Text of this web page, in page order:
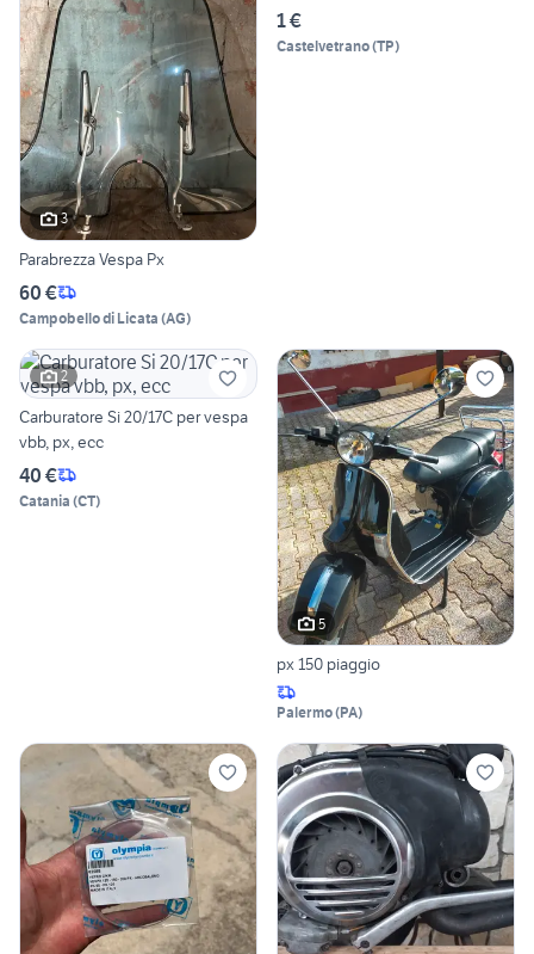
3
Parabrezza Vespa Px
60 €
Campobello di Licata (AG)
1 €
Castelvetrano(TP)
2
Carburatore Si 20/17C per vespa
vbb, px, ecc
40 €
Catania (CT)
5
px 150 piaggio
Palermo(PA)